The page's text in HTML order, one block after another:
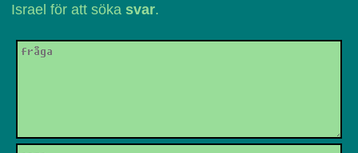
Israel för att söka svar.